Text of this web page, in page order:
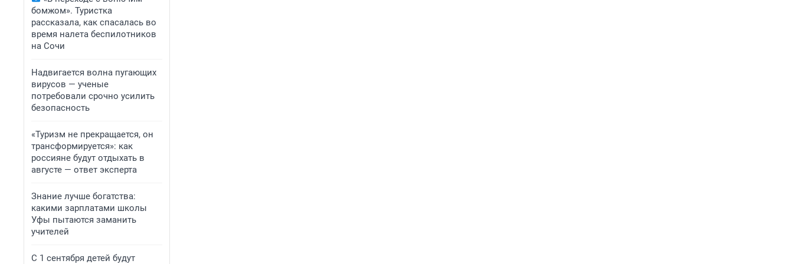
бомжом». Туристка
рассказала, как спасалась во
время налета беспилотников
на Сочи
Надвигается волна пугающих
вирусов — ученые
потребовали срочно усилить
безопасность
«Туризм не прекращается, он
трансформируется»: как
россияне будут отдыхать в
августе — ответ эксперта
Знание лучше богатства:
какими зарплатами школы
Уфы пытаются заманить
учителей
С 1 сентября детей будут